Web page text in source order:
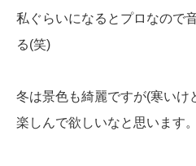
私ぐらいになるとプロなので
る(笑)
冬は景色も綺麗ですが(寒いけ
楽しんで欲しいなと思います。